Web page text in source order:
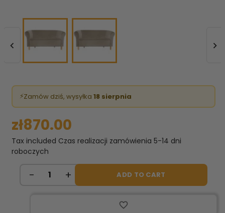
 
⚡Zamów dziś, wysyłka 18 sierpnia
zł870.00
Tax included Czas realizacji zamówienia 5-14 dni
roboczych
ADD TO CART
favorite_border